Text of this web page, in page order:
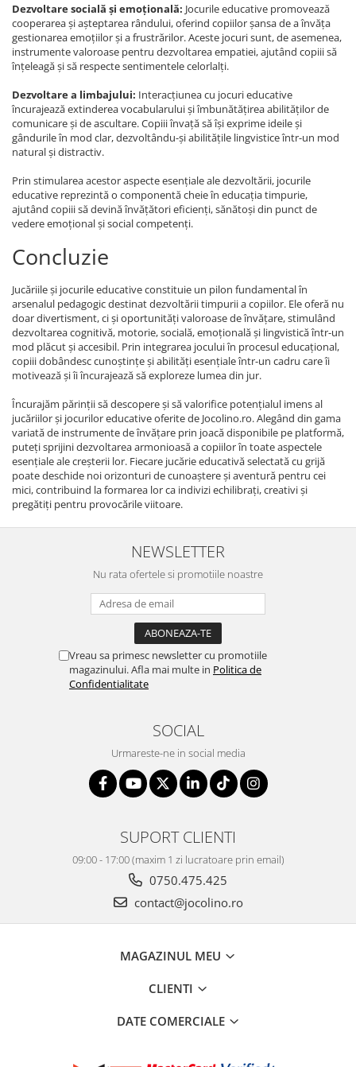
Dezvoltare socială și emoțională: Jocurile educative promovează
cooperarea și așteptarea rândului, oferind copiilor șansa de a învăța
gestionarea emoțiilor și a frustrărilor. Aceste jocuri sunt, de asemenea,
instrumente valoroase pentru dezvoltarea empatiei, ajutând copiii să
înțeleagă și să respecte sentimentele celorlalți.
Dezvoltare a limbajului: Interacțiunea cu jocuri educative
încurajează extinderea vocabularului și îmbunătățirea abilităților de
comunicare și de ascultare. Copiii învață să își exprime ideile și
gândurile în mod clar, dezvoltându-și abilitățile lingvistice într-un mod
natural și distractiv.
Prin stimularea acestor aspecte esențiale ale dezvoltării, jocurile
educative reprezintă o componentă cheie în educația timpurie,
ajutând copiii să devină învățători eficienți, sănătoși din punct de
vedere emoțional și social competenți.
Concluzie
Jucăriile și jocurile educative constituie un pilon fundamental în
arsenalul pedagogic destinat dezvoltării timpurii a copiilor. Ele oferă nu
doar divertisment, ci și oportunități valoroase de învățare, stimulând
dezvoltarea cognitivă, motorie, socială, emoțională și lingvistică într-un
mod plăcut și accesibil. Prin integrarea jocului în procesul educațional,
copiii dobândesc cunoștințe și abilități esențiale într-un cadru care îi
motivează și îi încurajează să exploreze lumea din jur.
Încurajăm părinții să descopere și să valorifice potențialul imens al
jucăriilor și jocurilor educative oferite de Jocolino.ro. Alegând din gama
variată de instrumente de învățare prin joacă disponibile pe platformă,
puteți sprijini dezvoltarea armonioasă a copiilor în toate aspectele
esențiale ale creșterii lor. Fiecare jucărie educativă selectată cu grijă
poate deschide noi orizonturi de cunoaștere și aventură pentru cei
mici, contribuind la formarea lor ca indivizi echilibrați, creativi și
pregătiți pentru provocările viitoare.
NEWSLETTER
Nu rata ofertele si promotiile noastre
Vreau sa primesc newsletter cu promotiile
magazinului. Afla mai multe in Politica de
Confidentialitate
SOCIAL
Urmareste-ne in social media
SUPORT CLIENTI
09:00 - 17:00 (maxim 1 zi lucratoare prin email)
0750.475.425
contact@jocolino.ro
MAGAZINUL MEU
CLIENTI
DATE COMERCIALE